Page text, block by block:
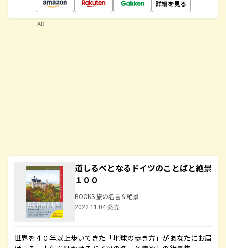
詳細を見る
道しるべとなるドイツのことばと絶景
１００
BOOKS 旅の名言＆絶景
2022.11.04 発売
世界を４０年以上歩いてきた「地球の歩き方」があなたにお届
AD